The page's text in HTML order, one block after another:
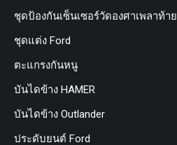
ชุดป้องกันเซ็นเซอร์วัดองศาเพลาท้าย
ชุดแต่ง Ford
ตะแกรงกันหนู
บันไดข้าง HAMER
บันไดข้าง Outlander
ประดับยนต์ Ford